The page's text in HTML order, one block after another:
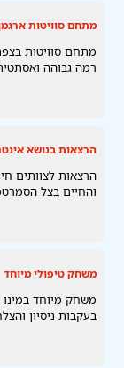
מתחם סוויטות
מתחם סוויטות
רמה גבוהה
הרצאות בנושא
הרצאות לצוותים
והחיים בצל
משחק טיפולי מיוחד
משחק מיוחד
בעקבות ניסיון